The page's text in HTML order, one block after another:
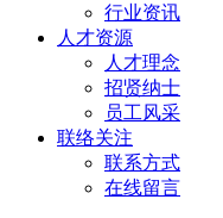
行业资讯
人才资源
人才理念
招贤纳士
员工风采
联络关注
联系方式
在线留言